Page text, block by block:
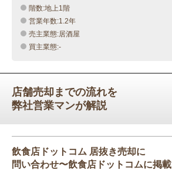
階数:地上1階
営業年数:1.2年
売主業態:居酒屋
買主業態:-
店舗売却までの流れを
弊社営業マンが解説
飲食店ドットコム 居抜き売却に
問い合わせ〜飲食店ドットコムに掲載